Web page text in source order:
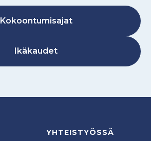
Kokoontumisajat
Ikäkaudet
YHTEISTYÖSSÄ